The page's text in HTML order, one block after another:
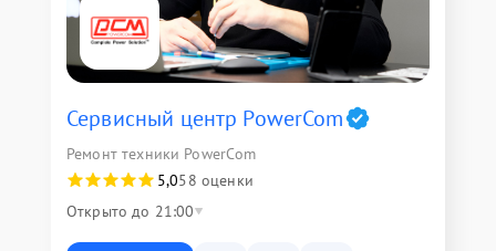
Сервисный центр PowerCom
Ремонт техники PowerCom
5,058 оценки
Открыто до 21:00